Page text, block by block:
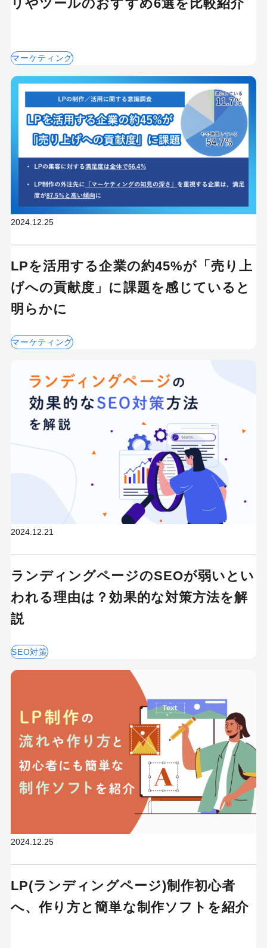
リやツールのおすすめ6選を比較紹介
マーケティング
2024.12.25
LPを活用する企業の約45%が「売り上
げへの貢献度」に課題を感じていると
明らかに
マーケティング
2024.12.21
ランディングページのSEOが弱いとい
われる理由は？効果的な対策方法を解
説
SEO対策
2024.12.25
LP(ランディングページ)制作初心者
へ、作り方と簡単な制作ソフトを紹介